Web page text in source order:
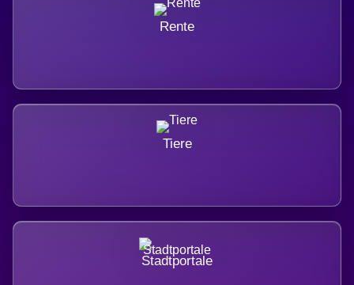
Rente
Tiere
Stadtportale